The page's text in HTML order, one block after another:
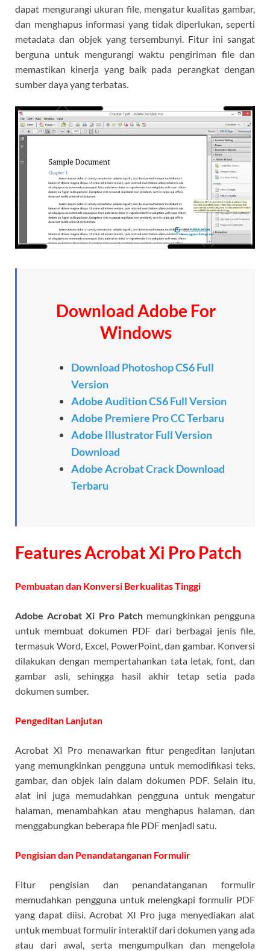
dapat mengurangi ukuran file, mengatur kualitas gambar,
dan menghapus informasi yang tidak diperlukan, seperti
metadata dan objek yang tersembunyi. Fitur ini sangat
berguna untuk mengurangi waktu pengiriman file dan
memastikan kinerja yang baik pada perangkat dengan
sumber daya yang terbatas.
Download Adobe For
Windows
Download Photoshop CS6 Full
Version
Adobe Audition CS6 Full Version
Adobe Premiere Pro CC Terbaru
Adobe Illustrator Full Version
Download
Adobe Acrobat Crack Download
Terbaru
Features Acrobat Xi Pro Patch
Pembuatan dan Konversi Berkualitas Tinggi
Adobe Acrobat Xi Pro Patchmemungkinkan pengguna
untuk membuat dokumen PDF dari berbagai jenis file,
termasuk Word, Excel, PowerPoint, dan gambar. Konversi
dilakukan dengan mempertahankan tata letak, font, dan
gambar asli, sehingga hasil akhir tetap setia pada
dokumen sumber.
Pengeditan Lanjutan
Acrobat XI Pro menawarkan fitur pengeditan lanjutan
yang memungkinkan pengguna untuk memodifikasi teks,
gambar, dan objek lain dalam dokumen PDF. Selain itu,
alat ini juga memudahkan pengguna untuk mengatur
halaman, menambahkan atau menghapus halaman, dan
menggabungkan beberapa file PDF menjadi satu.
Pengisian dan Penandatanganan Formulir
Fitur pengisian dan penandatanganan formulir
memudahkan pengguna untuk melengkapi formulir PDF
yang dapat diisi. Acrobat XI Pro juga menyediakan alat
untuk membuat formulir interaktif dari dokumen yang ada
atau dari awal, serta mengumpulkan dan mengelola